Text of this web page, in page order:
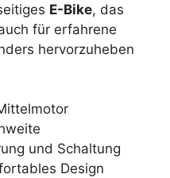
E-Bike, das
für erfahrene
hervorzuheben
und Schaltung
Design